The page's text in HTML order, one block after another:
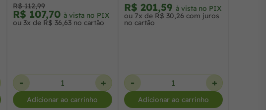
R$ 112,99
R$ 107,70 à vista no PIX
ou 3x de R$ 36,63 no cartão
- +
Adicionar ao carrinho
R$ 201,59 à vista no PIX
ou 7x de R$ 30,26 com juros
no cartão
- +
Adicionar ao carrinho